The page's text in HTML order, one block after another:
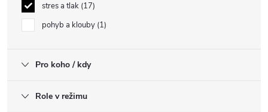
stres a tlak 17
pohyb a klouby 1
Pro koho / kdy
Role v režimu